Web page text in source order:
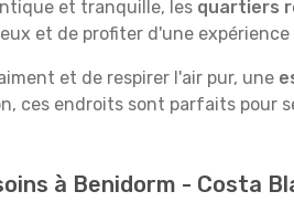
et tranquille, les quartiers
et de profiter d'une
et de respirer l'air pur, une
ces endroits sont parfaits pour
à Benidorm - Costa